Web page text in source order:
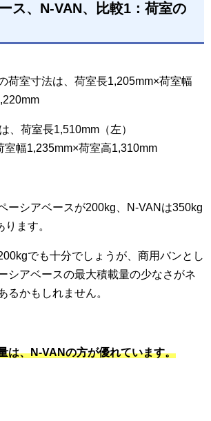
ス、N-VAN、比較1：荷室の
荷室寸法は、荷室長1,205mm×荷室幅
、荷室長1,510mm（左）
室幅1,235mm×荷室高1,310mm
ーシアベースが200kg、N-VANは350kg
ます。
でも十分でしょうが、商用バンとし
シアベースの最大積載量の少なさがネ
るかもしれません。
は、N-VANの方が優れています。